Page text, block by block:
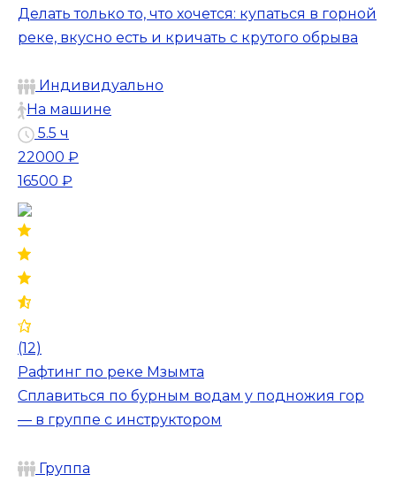
Делать только то, что хочется: купаться в горной
реке, вкусно есть и кричать с крутого обрыва
Индивидуально
На машине
5.5 ч
22000 ₽
16500 ₽
(12)
Рафтинг по реке Мзымта
Сплавиться по бурным водам у подножия гор
— в группе с инструктором
Группа